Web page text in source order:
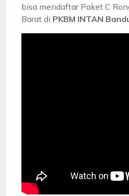
bisa mendaftar Paket C
Barat di PKBM INTAN